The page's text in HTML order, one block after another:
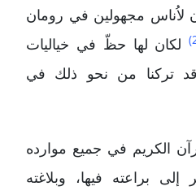
لاُناس مجهولين في رومان
لكان لها حظّ في خياليات
تركنا من نحو ذلك في
الكريم في جميع موارده
إلى براعته فيها، وبلاغته